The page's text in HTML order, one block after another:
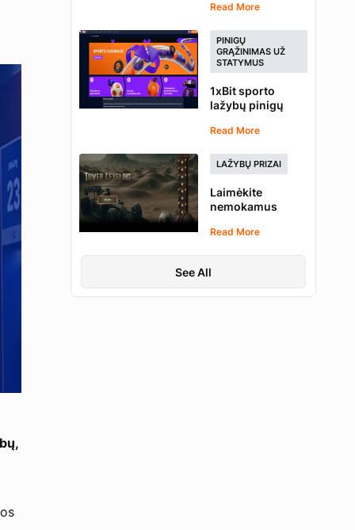
varžykis dėl 100
Read More
PINIGŲ
GRĄŽINIMAS UŽ
STATYMUS
1xBit sporto
lažybų pinigų
rinkite taškus už
Read More
LAŽYBŲ PRIZAI
Laimėkite
nemokamus
dalyvaudami
konkurse
Read More
See All